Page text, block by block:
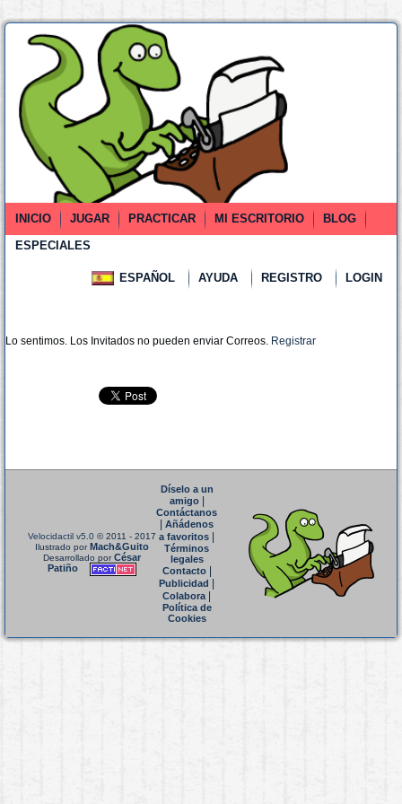
INICIO JUGAR PRACTICAR MI ESCRITORIO
BLOG
ESPECIALES
ESPAÑOL AYUDA REGISTRO LOGIN
Lo sentimos. Los Invitados no pueden enviar Correos. Registrar
Velocidactil v5.0 © 2011 - 2017
Ilustrado porMach&Guito
Desarrollado porCésar
Patiño
Díselo a un
amigo|
Contáctanos
Añádenos
a favoritos
Términos
legales
Contacto|
Publicidad
Colabora|
Política de
Cookies